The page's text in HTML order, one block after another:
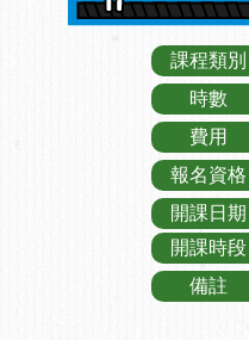
課程類別
時數
費用
報名資格
開課日期
開課時段
備註